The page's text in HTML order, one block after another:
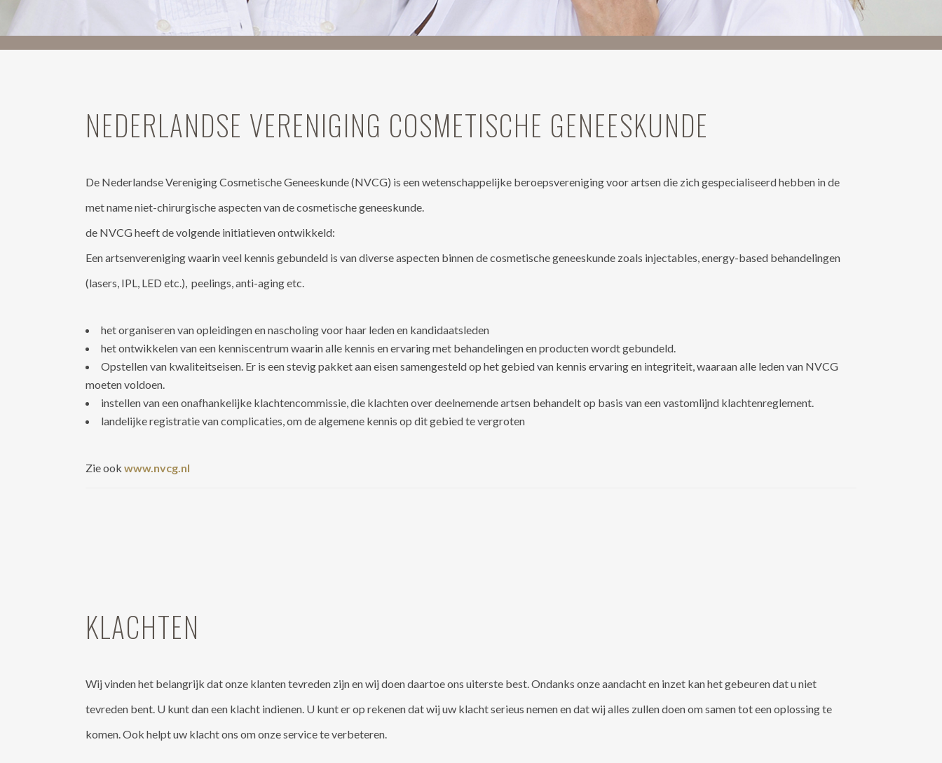
NEDERLANDSE VERENIGING COSMETISCHE GENEESKUNDE
De Nederlandse Vereniging Cosmetische Geneeskunde (NVCG) is een wetenschappelijke beroepsvereniging voor artsen die zich gespecialiseerd hebben in de
met name niet-chirurgische aspecten van de cosmetische geneeskunde.
de NVCG heeft de volgende initiatieven ontwikkeld:
Een artsenvereniging waarin veel kennis gebundeld is van diverse aspecten binnen de cosmetische geneeskunde zoals injectables, energy-based behandelingen
(lasers, IPL, LED etc.), peelings, anti-aging etc.
het organiseren van opleidingen en nascholing voor haar leden en kandidaatsleden
het ontwikkelen van een kenniscentrum waarin alle kennis en ervaring met behandelingen en producten wordt gebundeld.
Opstellen van kwaliteitseisen. Er is een stevig pakket aan eisen samengesteld op het gebied van kennis ervaring en integriteit, waaraan alle leden van NVCG
moeten voldoen.
instellen van een onafhankelijke klachtencommissie, die klachten over deelnemende artsen behandelt op basis van een vastomlijnd klachtenreglement.
landelijke registratie van complicaties, om de algemene kennis op dit gebied te vergroten
Zie ook www.nvcg.nl
KLACHTEN
Wij vinden het belangrijk dat onze klanten tevreden zijn en wij doen daartoe ons uiterste best. Ondanks onze aandacht en inzet kan het gebeuren dat u niet
tevreden bent. U kunt dan een klacht indienen. U kunt er op rekenen dat wij uw klacht serieus nemen en dat wij alles zullen doen om samen tot een oplossing te
komen. Ook helpt uw klacht ons om onze service te verbeteren.